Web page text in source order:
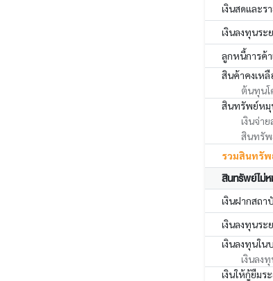
เงินสดและร
เงินลงทุนระ
ลูกหนี้การค้
สินค้าคงเห
ต้นทุนโ
สินทรัพย์หมุ
เงินจ่า
สินทรัพ
รวมสินทรั
สินทรัพย์ไม่ห
เงินฝากสถา
เงินลงทุนระ
เงินลงทุนใ
เงินลง
เงินให้กู้ยืมร